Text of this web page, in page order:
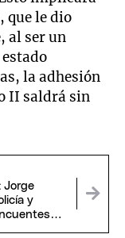
que le dio
al ser un
la adhesión
II saldrá sin
Jorge
y